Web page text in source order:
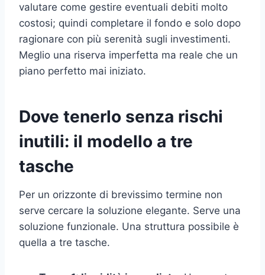
valutare come gestire eventuali debiti molto
costosi; quindi completare il fondo e solo dopo
ragionare con più serenità sugli investimenti.
Meglio una riserva imperfetta ma reale che un
piano perfetto mai iniziato.
Dove tenerlo senza rischi
inutili: il modello a tre
tasche
Per un orizzonte di brevissimo termine non
serve cercare la soluzione elegante. Serve una
soluzione funzionale. Una struttura possibile è
quella a tre tasche.